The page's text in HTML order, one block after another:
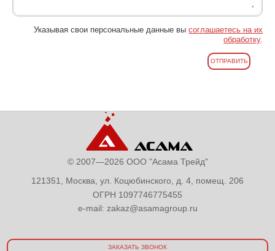
Указывая свои персональные данные высоглашаетесь на их
обработку.
© 2007—2026 ООО "Асама Трейд"
121351, Москва, ул. Коцюбинского, д. 4, помещ. 206
ОГРН 1097746775455
e-mail: zakaz@asamagroup.ru
ЗАКАЗАТЬ ЗВОНОК